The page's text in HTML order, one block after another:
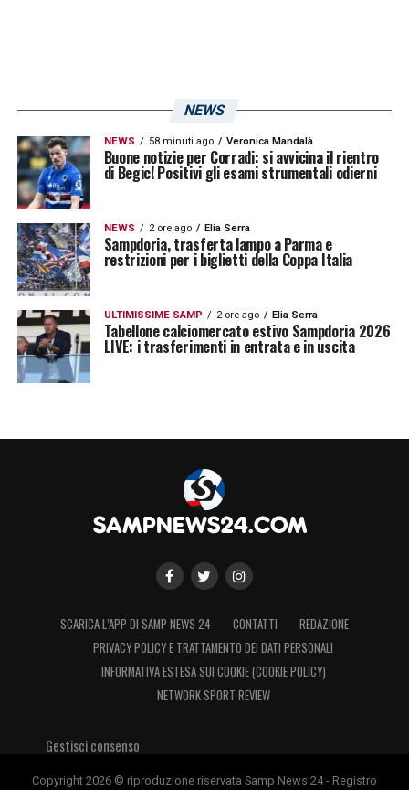
così perché aveva Lodetti al suo fianco,
serviva uno al centro che “si facesse il
mazzo” anche per lui».
inveceZoffin porta,Burgnich,Nesta,
eFacchettiin difesa,Causio,Benetti
eRiverain mediana e
della coppia formata da SandroMazzolae
GigiRiva.
LA PLAYLIST DELLE NOSTRE TOP NEWS
NEWS
NEWS 58 minuti ago Veronica Mandalà
Buone notizie per Corradi: si avvicina il rientro
di Begic! Positivi gli esami strumentali odierni
NEWS 2 ore ago Elia Serra
Sampdoria, trasferta lampo a Parma e
restrizioni per i biglietti della Coppa Italia
ULTIMISSIME SAMP 2 ore ago Elia Serra
Tabellone calciomercato estivo Sampdoria 2026
LIVE: i trasferimenti in entrata e in uscita
SCARICA L’APP DI SAMP NEWS 24 CONTATTI
REDAZIONE
PRIVACY POLICY E TRATTAMENTO DEI DATI PERSONALI
INFORMATIVA ESTESA SUI COOKIE (COOKIE POLICY)
NETWORK SPORT REVIEW
Gestisci consenso
Copyright 2026 © riproduzione riservata Samp News 24 - Registro